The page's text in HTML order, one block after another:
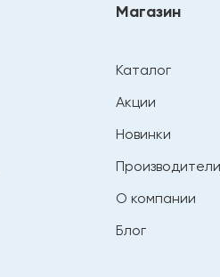
Магазин
Каталог
Акции
Новинки
Производители
О компании
Блог